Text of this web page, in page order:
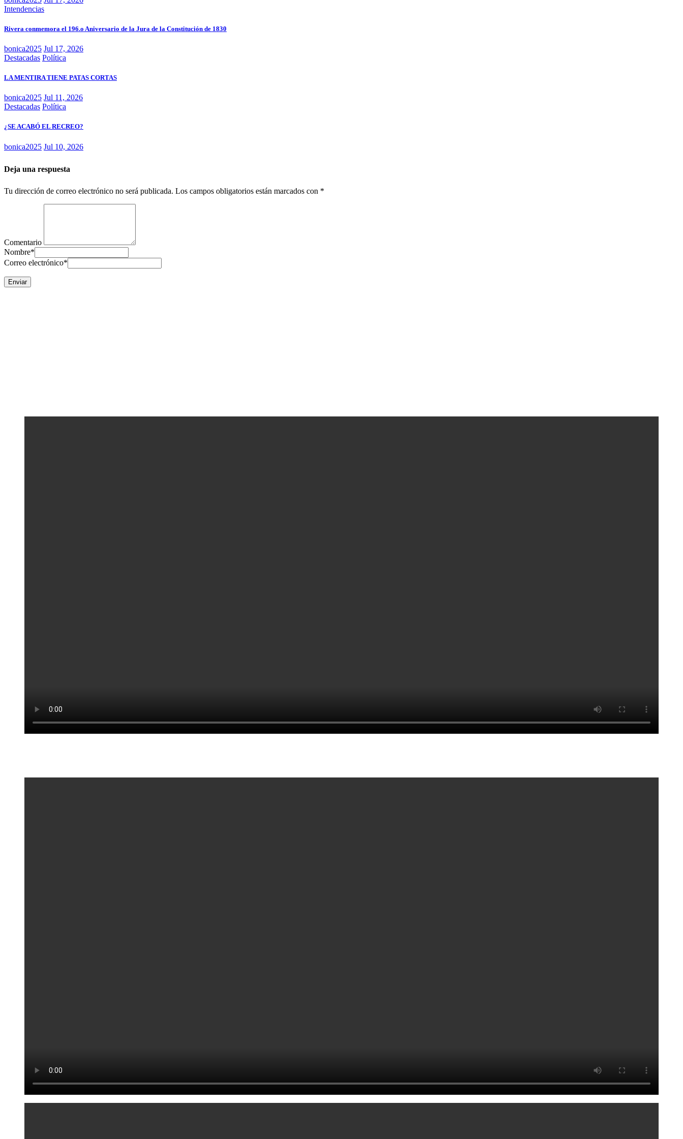
Intendencias
Rivera conmemora el 196.o Aniversario de la Jura de la Constitución de 1830
bonica2025 Jul 17, 2026
Destacadas Política
LA MENTIRA TIENE PATAS CORTAS
bonica2025 Jul 11, 2026
Destacadas Política
¿SE ACABÓ EL RECREO?
bonica2025 Jul 10, 2026
Deja una respuesta
Tu dirección de correo electrónico no será publicada. Los campos obligatorios están marcados con *
Comentario
Nombre*
Correo electrónico*